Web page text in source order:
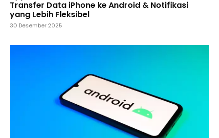
Transfer Data iPhone ke Android & Notifikasi
yang Lebih Fleksibel
30 Desember 2025